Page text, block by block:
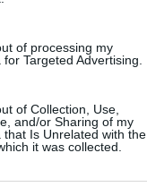
of processing my
Targeted Advertising.
of Collection, Use,
and/or Sharing of my
that Is Unrelated with the
it was collected.